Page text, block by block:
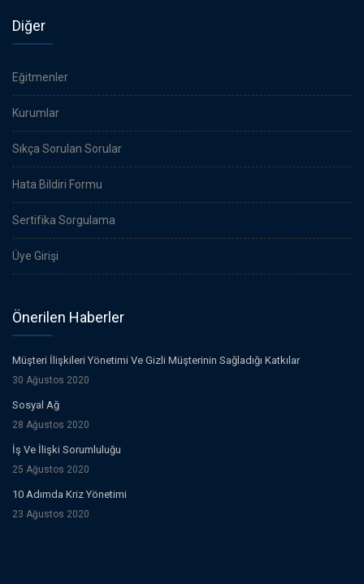
Diğer
Eğitmenler
Kurumlar
Sıkça Sorulan Sorular
Hata Bildiri Formu
Sertifika Sorgulama
Üye Girişi
Önerilen Haberler
Müşteri İlişkileri Yönetimi Ve Gizli Müşterinin Sağladığı Katkılar
30 Ağustos 2020
Sosyal Ağ
28 Ağustos 2020
İş Ve İlişki Sorumluluğu
25 Ağustos 2020
10 Adımda Kriz Yönetimi
23 Ağustos 2020